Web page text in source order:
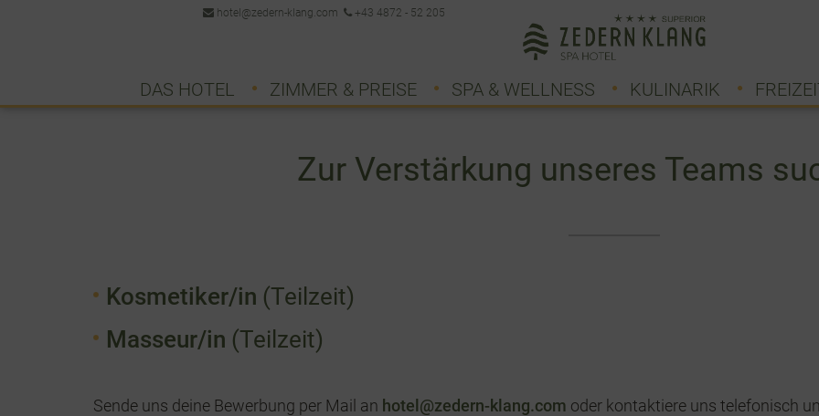
hotel@zedern-klang.com +43 4872 - 52 205
DAS HOTEL ZIMMER & PREISE SPA & WELLNESS KULINARIK
Zur Verstärkung unseres Teams
Kosmetiker/in (Teilzeit)
Masseur/in (Teilzeit)
Sende uns deine Bewerbung per Mail an hotel@zedern-klang.com oder kontaktiere uns telefonisch